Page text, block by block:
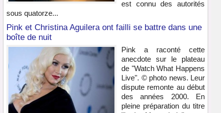
est connu des autorités
sous quatorze...
Pink et Christina Aguilera ont failli se battre dans une
boîte de nuit
Pink a raconté cette
anecdote sur le plateau
de "Watch What Happens
Live". © photo news. Leur
dispute remonte au début
des années 2000. En
pleine préparation du titre